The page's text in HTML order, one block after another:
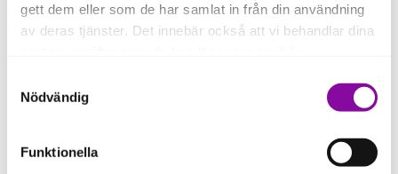
gett dem eller som de har samlat in från din användning
av deras tjänster. Det innebär också att vi behandlar dina
Om du klickar på avvisa kommer användning av kakor
eller delning av information enligt ovan, inte att ske,
förutom för kakor som är nödvändiga för att hemsidan
ska fungera se mer under inställningar.
Nödvändig
Funktionella
Umecrine Cognition is developing pharmaceuticals
against neurological disorders in the central nervous
therapeutics to treat Hepatic Encephalopathy in
idiopathic hypersomnia.